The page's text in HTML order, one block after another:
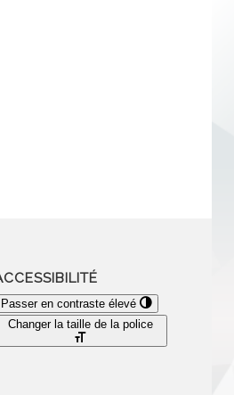
Passer en contraste élevé
Changer la taille de la police